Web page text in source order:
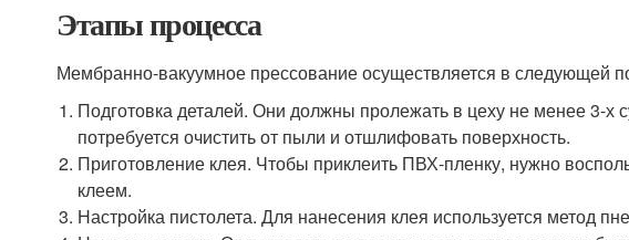
Этапы процесса
Мембранно-вакуумное прессование осуществляется в следующей
Подготовка деталей. Они должны пролежать в цеху не менее 3-х
потребуется очистить от пыли и отшлифовать поверхность.
Приготовление клея. Чтобы приклеить ПВХ-пленку, нужно
клеем.
Настройка пистолета. Для нанесения клея используется метод